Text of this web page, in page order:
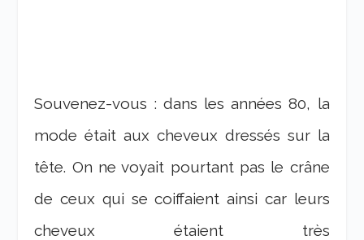
Souvenez-vous : dans les années 80, la
mode était aux cheveux dressés sur la
tête. On ne voyait pourtant pas le crâne
de ceux qui se coiffaient ainsi car leurs
cheveux étaient très